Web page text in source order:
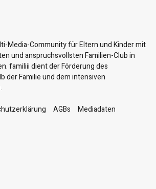
Media-Community für Eltern und Kinder mit
und anspruchsvollsten Familien-Club in
familiii dient der Förderung des
der Familie und dem intensiven
AGBs Mediadaten